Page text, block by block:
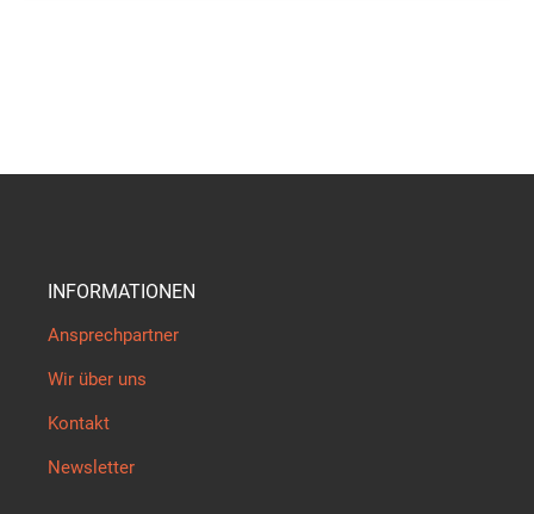
INFORMATIONEN
Ansprechpartner
Wir über uns
Kontakt
Newsletter